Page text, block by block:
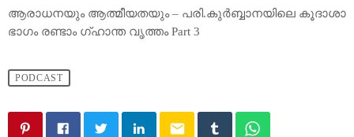
ആരാധനയും ആത്മീയതയും – പരി.കുർബ്ബാനയിലെ കൂദാശാ
ഭാ​ഗം രണ്ടാം ഗ്ഹാന്ത വൃത്തം Part 3
PODCAST
email